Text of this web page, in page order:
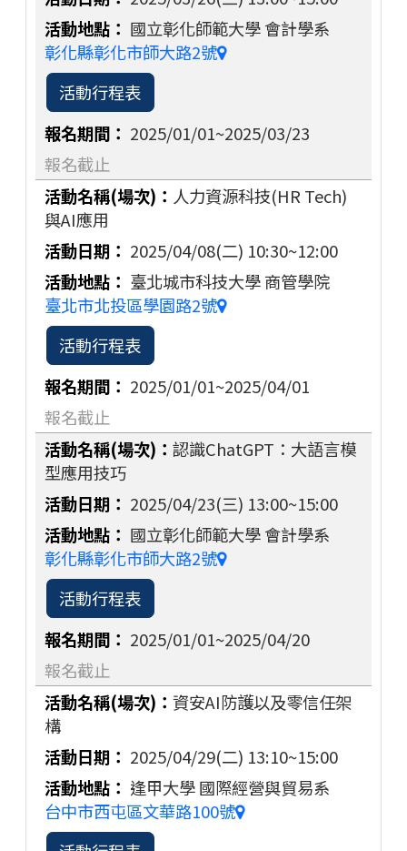
國立彰化師範大學 會計學系
彰化縣彰化市師大路2號
活動行程表
2025/01/01~2025/03/23
報名截止
人力資源科技(HR Tech)
與AI應用
2025/04/08(二) 10:30~12:00
臺北城市科技大學 商管學院
臺北市北投區學園路2號
活動行程表
2025/01/01~2025/04/01
報名截止
認識ChatGPT：大語言模
型應用技巧
2025/04/23(三) 13:00~15:00
國立彰化師範大學 會計學系
彰化縣彰化市師大路2號
活動行程表
2025/01/01~2025/04/20
報名截止
資安AI防護以及零信任架
構
2025/04/29(二) 13:10~15:00
逢甲大學 國際經營與貿易系
台中市西屯區文華路100號